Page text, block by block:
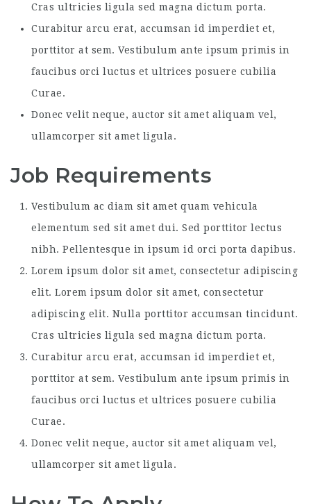
Cras ultricies ligula sed magna dictum porta.
Curabitur arcu erat, accumsan id imperdiet et,
porttitor at sem. Vestibulum ante ipsum primis in
faucibus orci luctus et ultrices posuere cubilia
Curae.
Donec velit neque, auctor sit amet aliquam vel,
ullamcorper sit amet ligula.
Job Requirements
Vestibulum ac diam sit amet quam vehicula
elementum sed sit amet dui. Sed porttitor lectus
nibh. Pellentesque in ipsum id orci porta dapibus.
Lorem ipsum dolor sit amet, consectetur adipiscing
elit. Lorem ipsum dolor sit amet, consectetur
adipiscing elit. Nulla porttitor accumsan tincidunt.
Cras ultricies ligula sed magna dictum porta.
Curabitur arcu erat, accumsan id imperdiet et,
porttitor at sem. Vestibulum ante ipsum primis in
faucibus orci luctus et ultrices posuere cubilia
Curae.
Donec velit neque, auctor sit amet aliquam vel,
ullamcorper sit amet ligula.